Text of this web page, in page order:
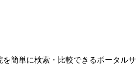
簡単に検索・比較できるポータルサ